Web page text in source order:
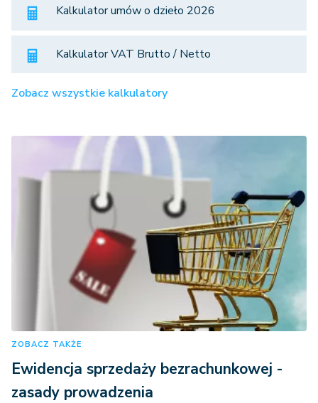
Kalkulator umów o dzieło 2026
Kalkulator VAT Brutto / Netto
Zobacz wszystkie kalkulatory
ZOBACZ TAKŻE
Ewidencja sprzedaży bezrachunkowej -
zasady prowadzenia